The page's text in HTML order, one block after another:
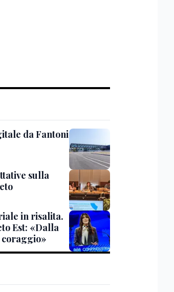
da Fantoni
sulla
in risalita.
Est: «Dalla